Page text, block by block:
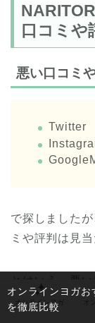
口コミや
悪い口コミ
Twitter
で探しましたが
ミや評判は見
とはいえ、悪
験、入会をし
オンラインヨガ
オンラインヨガお
を徹底比較